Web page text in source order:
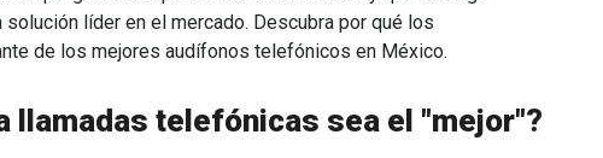
líder en el mercado. Descubra por qué los
de los mejores audífonos telefónicos en México.
llamadas telefónicas sea el "mejor"?